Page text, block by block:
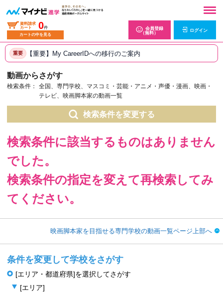
資料請求
カート
0件
カートの中を見る
会員登録
（無料）
ログイン
重要 【重要】My CareerIDへの移行のご案内
動画からさがす
検索条件：
全国、専門学校、マスコミ・芸能・アニメ・声優・漫画、映画・
テレビ、映画脚本家の動画一覧
検索条件を変更する
検索条件に該当するものはありません
でした。
検索条件の指定を変えて再検索してみ
てください。
映画脚本家を目指せる専門学校の動画一覧ページ上部へ
条件を変更して学校をさがす
[エリア・都道府県]を選択してさがす
[エリア]